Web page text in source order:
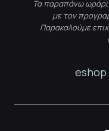
Τα παραπάνω
με τον
Παρακαλούμε